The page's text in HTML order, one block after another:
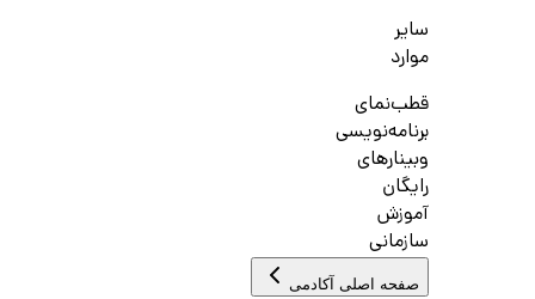
سایر
موارد
قطب‌نمای
برنامه‌نویسی
وبینارهای
رایگان
آموزش
سازمانی
صفحه اصلی آکادمی